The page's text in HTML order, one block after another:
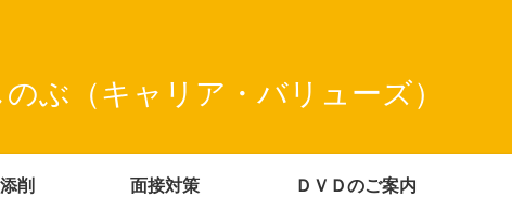
ぶ（キャリア・バリューズ）
削 面接対策 ＤＶＤのご案内